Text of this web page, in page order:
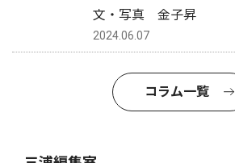
文・写真 金子昇
2024.06.07
コラム一覧